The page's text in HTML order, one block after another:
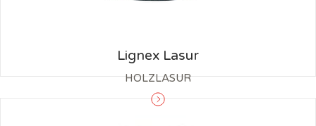
Lignex Lasur
HOLZLASUR